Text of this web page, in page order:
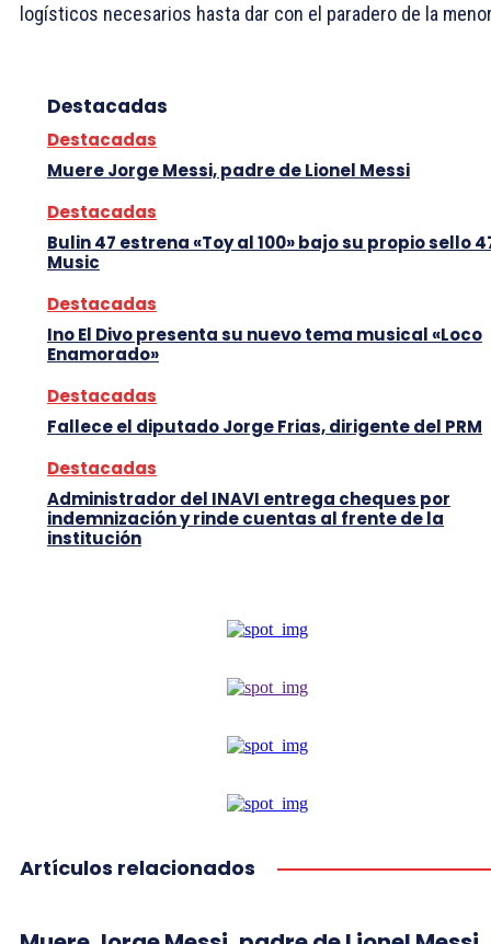
logísticos necesarios hasta dar con el paradero de la
Destacadas
Destacadas
Muere Jorge Messi, padre de Lionel Messi
Destacadas
Bulin 47 estrena «Toy al 100» bajo su propio sello
Music
Destacadas
Ino El Divo presenta su nuevo tema musical «Loco
Enamorado»
Destacadas
Fallece el diputado Jorge Frias, dirigente del PRM
Destacadas
Administrador del INAVI entrega cheques por
indemnización y rinde cuentas al frente de la
institución
Artículos relacionados